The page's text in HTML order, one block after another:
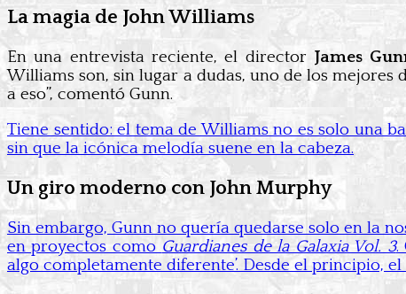
La magia de John Williams
En una entrevista reciente, el director James
Williams son, sin lugar a dudas, uno de los
a eso”, comentó Gunn.
Tiene sentido: el tema de Williams no es solo una
sin que la icónica melodía suene en la cabeza.
Un giro moderno con John Murphy
Sin embargo, Gunn no quería quedarse solo en la
en proyectos como Guardianes de la Galaxia Vol. 3.
algo completamente diferente’. Desde el principio,